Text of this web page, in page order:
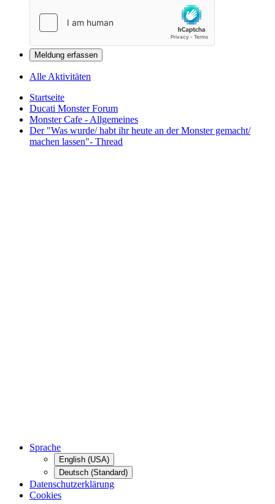
Meldung erfassen
Alle Aktivitäten
Startseite
Ducati Monster Forum
Monster Cafe - Allgemeines
Der "Was wurde/ habt ihr heute an der Monster gemacht/
machen lassen"- Thread
Sprache
English (USA)
Deutsch (Standard)
Datenschutzerklärung
Cookies